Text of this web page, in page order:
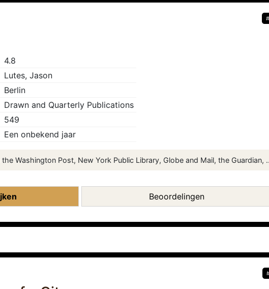
4.8
Lutes, Jason
Berlin
Drawn and Quarterly Publications
549
Een onbekend jaar
Washington Post, New York Public Library, Globe and Mail, the Guardian,
Beoordelingen